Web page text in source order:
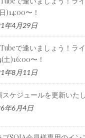
)14:00〜！
年4月29日
で逢いましょう！ラ
土)16:00〜！
年8月11日
スケジュールを更新いた
年6月4日